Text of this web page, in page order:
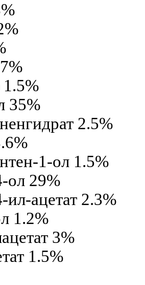
35%
2.5%
1-ол 1.5%
ол 29%
ил-ацетат 2.3%
1.2%
3%
1.5%